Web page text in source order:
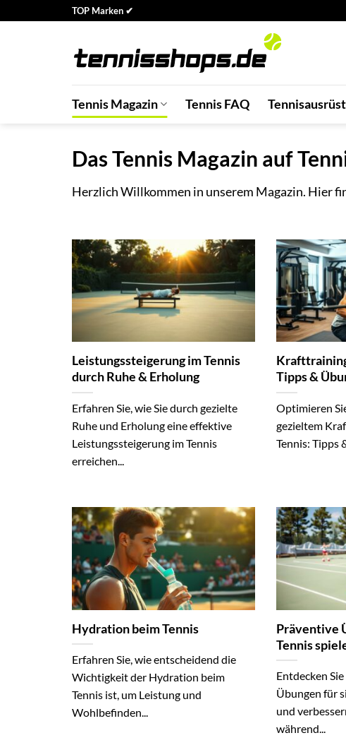
TOP Marken ✔
Tennis Magazin Tennis FAQ
Das Tennis Magazin auf
Herzlich Willkommen in unserem Magazin. Hier
Leistungssteigerung im Tennis
durch Ruhe & Erholung
Erfahren Sie, wie Sie durch gezielte
Ruhe und Erholung eine effektive
Leistungssteigerung im Tennis
erreichen...
Tipps &
Optimieren
gezieltem
Tennis: Tipps
Hydration beim Tennis
Erfahren Sie, wie entscheidend die
Wichtigkeit der Hydration beim
Tennis ist, um Leistung und
Wohlbefinden...
Präventive
Tennis
Entdecken
Übungen für
und
während...